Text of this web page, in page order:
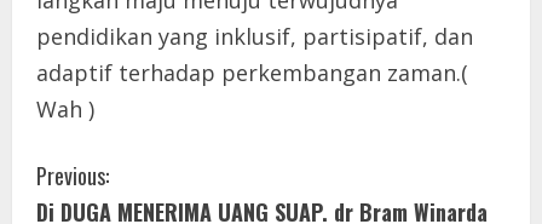
pendidikan yang inklusif, partisipatif, dan
adaptif terhadap perkembangan zaman.(
Wah )
C
Previous:
Di DUGA MENERIMA UANG SUAP. dr Bram Winarda